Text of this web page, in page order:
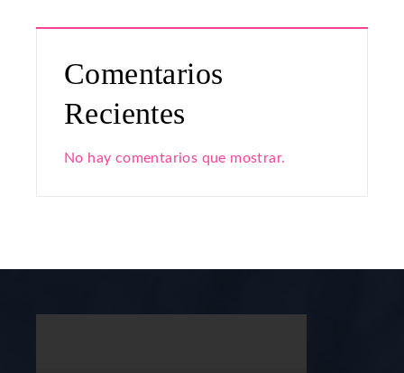
Comentarios
Recientes
No hay comentarios que mostrar.